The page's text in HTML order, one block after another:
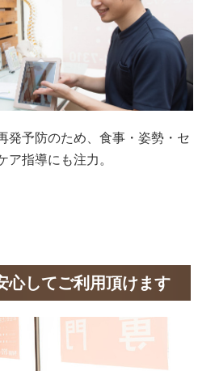
発予防のため、食事・姿勢・セ
ア指導にも注力。
心してご利用頂けます